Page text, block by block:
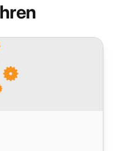
von